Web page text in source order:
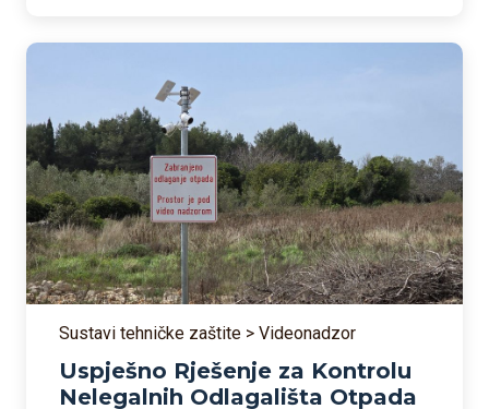
Sustavi tehničke zaštite > Videonadzor
Uspješno Rješenje za Kontrolu
Nelegalnih Odlagališta Otpada